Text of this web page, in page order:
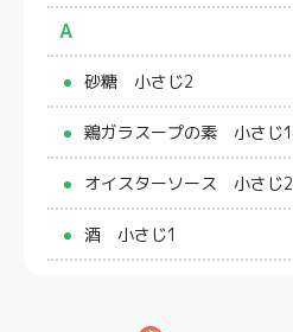
A
砂糖 小さじ2
鶏ガラスープの素 小さじ1
オイスターソース 小さじ2
酒 小さじ1